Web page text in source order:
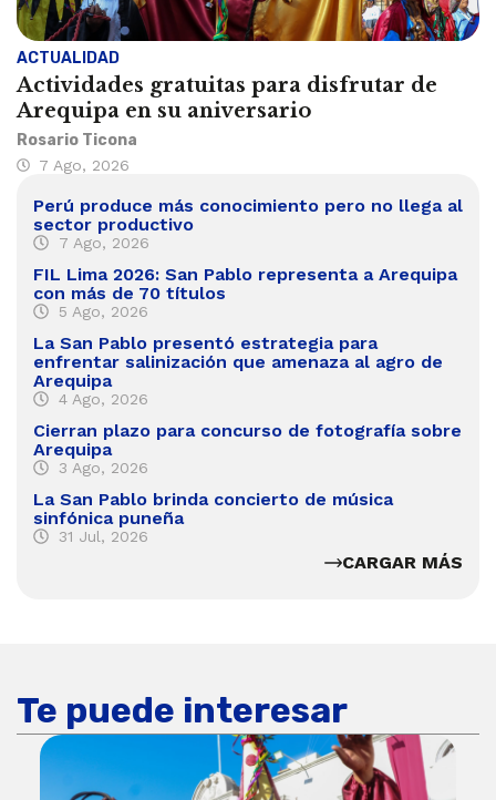
ACTUALIDAD
Actividades gratuitas para disfrutar de
Arequipa en su aniversario
Rosario Ticona
7 Ago, 2026
Perú produce más conocimiento pero no llega al
sector productivo
7 Ago, 2026
FIL Lima 2026: San Pablo representa a Arequipa
con más de 70 títulos
5 Ago, 2026
La San Pablo presentó estrategia para
enfrentar salinización que amenaza al agro de
Arequipa
4 Ago, 2026
Cierran plazo para concurso de fotografía sobre
Arequipa
3 Ago, 2026
La San Pablo brinda concierto de música
sinfónica puneña
31 Jul, 2026
CARGAR MÁS
Te puede interesar